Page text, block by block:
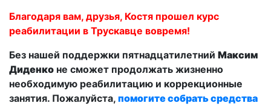
Благодаря вам, друзья, Костя прошел курс
реабилитации в Трускавце вовремя!
Без нашей поддержки пятнадцатилетний Максим
Диденко не сможет продолжать жизненно
необходимую реабилитацию и коррекционные
занятия. Пожалуйста, помогите собрать средства